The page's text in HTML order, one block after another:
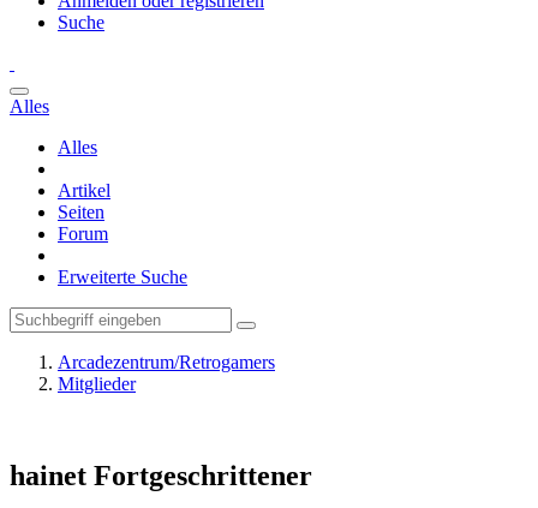
Suche
Alles
Alles
Artikel
Seiten
Forum
Erweiterte Suche
Arcadezentrum/Retrogamers
Mitglieder
hainet Fortgeschrittener